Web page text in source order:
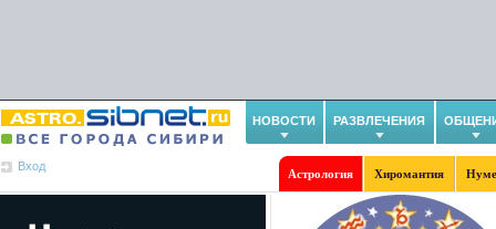
НОВОСТИ РАЗВЛЕЧЕНИЯ
Вход
Астрология Хиромантия